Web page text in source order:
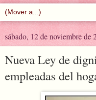
sábado, 12 de noviembre de
Nueva Ley de
empleadas del